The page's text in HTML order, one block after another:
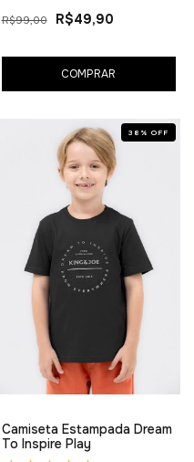
R$99,00 R$49,90
COMPRAR
38 % OFF
Camiseta Estampada Dream
To Inspire Play